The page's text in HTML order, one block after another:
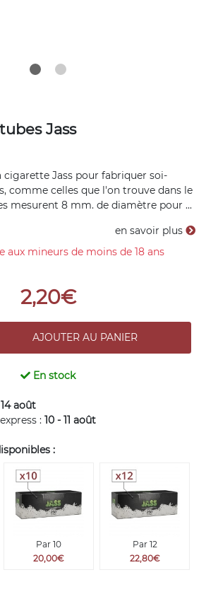
Jass
cigarette Jass pour fabriquer soi-
comme celles que l'on trouve dans le
mesurent 8 mm. de diamètre pour ...
en savoir plus
aux mineurs de moins de 18 ans
2,20€
En stock
14 août
: 10 - 11 août
:
Par 10
20,00€
Par 12
22,80€